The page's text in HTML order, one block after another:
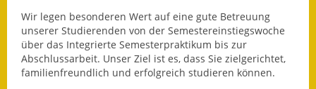
Zahlen und Fakten
Rathaus
Bauhof Notzingen
Wir legen besonderen Wert auf eine gute Betreuung
unserer Studierenden von der Semestereinstiegswoche
über das Integrierte Semesterpraktikum bis zur
Abschlussarbeit. Unser Ziel ist es, dass Sie zielgerichtet,
familienfreundlich und erfolgreich studieren können.